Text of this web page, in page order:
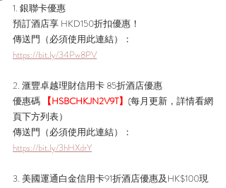
1. 銀聯卡優惠
預訂酒店享 HKD150折扣優惠！
傳送門（必須使用此連結）：
https://bit.ly/34Pw8PV
2. 滙豐卓越理財信用卡 85折酒店優惠
優惠碼 【HSBCHKJN2V9T】 (每月更新，詳情看網
頁下方列表）
傳送門（必須使用此連結）：
https://bit.ly/3hHXdrY
3. 美國運通白金信用卡91折酒店優惠及HK$100現